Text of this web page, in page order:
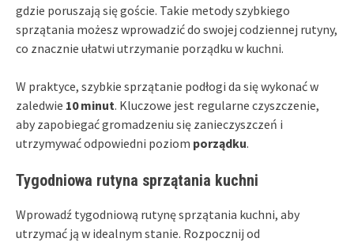
gdzie poruszają się goście. Takie metody szybkiego
sprzątania możesz wprowadzić do swojej codziennej rutyny,
co znacznie ułatwi utrzymanie porządku w kuchni.
W praktyce, szybkie sprzątanie podłogi da się wykonać w
zaledwie 10 minut. Kluczowe jest regularne czyszczenie,
aby zapobiegać gromadzeniu się zanieczyszczeń i
utrzymywać odpowiedni poziom porządku.
Tygodniowa rutyna sprzątania kuchni
Wprowadź tygodniową rutynę sprzątania kuchni, aby
utrzymać ją w idealnym stanie. Rozpocznij od